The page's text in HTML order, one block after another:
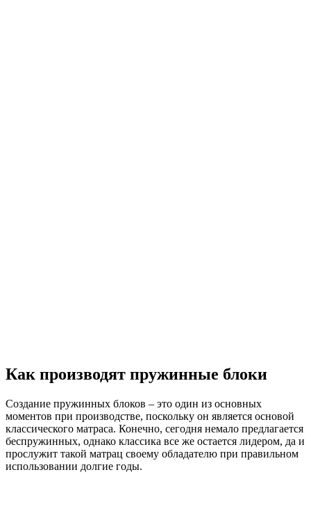
Как производят пружинные блоки
Создание пружинных блоков – это один из основных
моментов при производстве, поскольку он является основой
классического матраса. Конечно, сегодня немало предлагается
беспружинных, однако классика все же остается лидером, да и
прослужит такой матрац своему обладателю при правильном
использовании долгие годы.